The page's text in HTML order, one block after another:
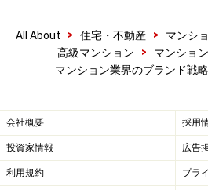
All About > 住宅・不動産 > マンシ
高級マンション
> マンショ
マンション業界のブランド戦
会社概要 採用
投資家情報 広告
利用規約 プラ